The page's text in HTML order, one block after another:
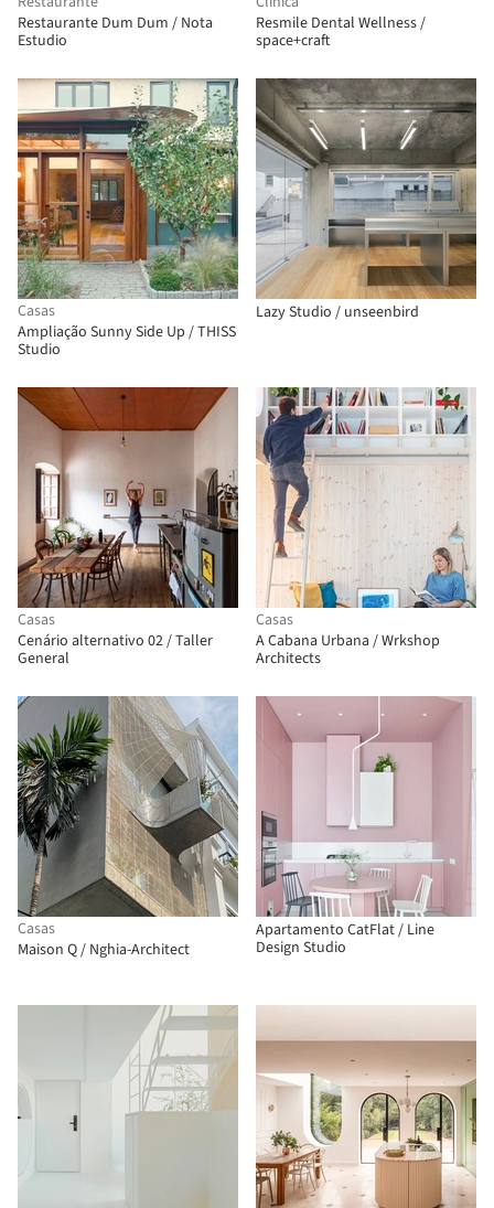
Restaurante Dum Dum / Nota
Estudio
Resmile Dental Wellness /
space+craft
Casas
Ampliação Sunny Side Up / THISS
Studio
Lazy Studio / unseenbird
Casas
Cenário alternativo 02 / Taller
General
Casas
A Cabana Urbana / Wrkshop
Architects
Casas
Maison Q / Nghia-Architect
Apartamento CatFlat / Line
Design Studio